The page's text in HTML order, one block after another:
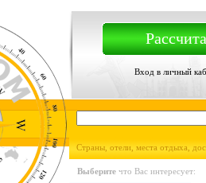
Вход в личный
Страны, отели, места отдыха,
Выберите что Вас интересует: